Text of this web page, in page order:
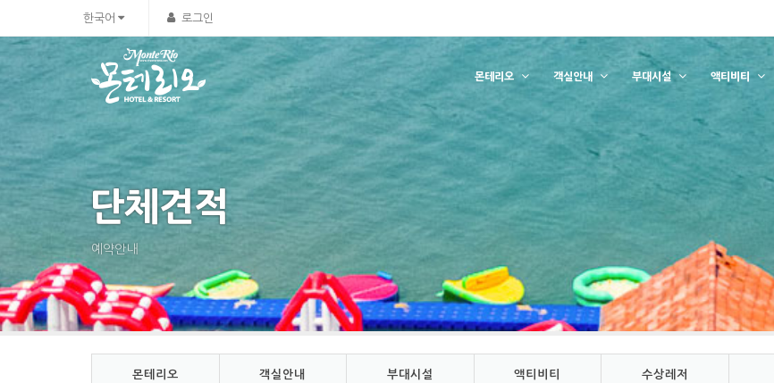
한국어 로그인
몬테리오 객실안내 부대시설 액티비티
단체견적
예약안내
몬테리오 객실안내 부대시설 액티비티 수상레저
Sketchbook5, 스케치북5